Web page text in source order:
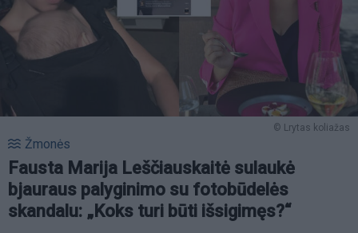
© Lrytas koliažas
Žmonės
Fausta Marija Leščiauskaitė sulaukė
bjauraus palyginimo su fotobūdelės
skandalu: „Koks turi būti išsigimęs?“